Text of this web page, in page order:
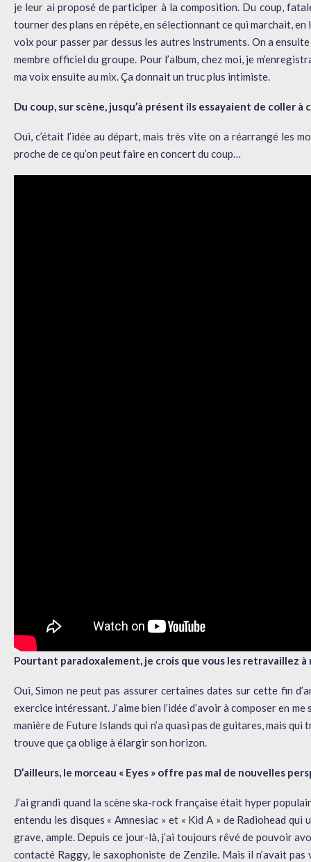
je leur ai proposé de participer à la composition. Du coup,
tourner des plans en répète, en sélectionnant ce qui marchait,
voix pour passer par dessus les autres instruments. On a
membre officiel du groupe. Pour l’album, chez moi, je
ma voix ensuite au mix. Ça donnait un truc plus intimiste.
Du coup, sur scène, jusqu’à présent ils essayaient de coller à
Oui, c’était l’idée au départ, mais très vite on a réarrangé les
proche de ce qu’on peut faire en concert du coup…
Pourtant paradoxalement, je crois que vous les retravaillez à
Oui, Simon ne peut pas assurer certaines dates sur cette fin
exercice intéressant. J’aime bien l’idée d’avoir à composer en
manière de Future Islands qui n’a quasi pas de guitares, mais
trouve que ça oblige à élargir son horizon.
D’ailleurs, le morceau « Eyes » offre pas mal de nouvelles
J’ai grandi quand la scène ska-rock française était hyper
entendu les disques « Amnesiac » et « Kid A » de Radiohead
grave, ample. Depuis ce jour-là, j’ai toujours rêvé de pouvoir
contacté Raggy, le saxophoniste de Zenzile. Mais il n’avait